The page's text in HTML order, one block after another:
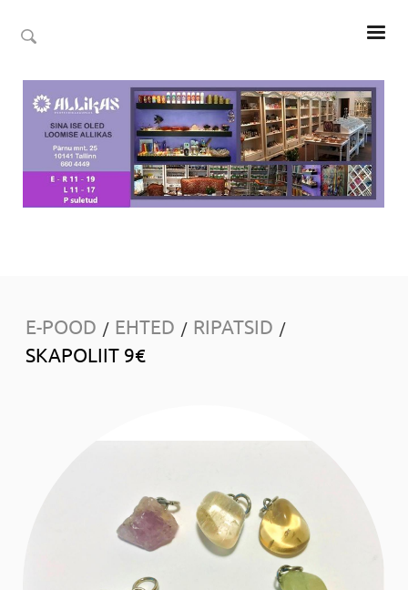
E-POOD / EHTED / RIPATSID /
SKAPOLIIT 9€